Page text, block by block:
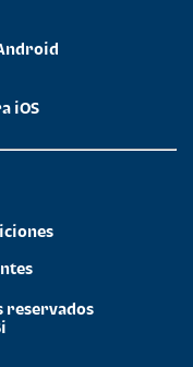
iOS
reservados